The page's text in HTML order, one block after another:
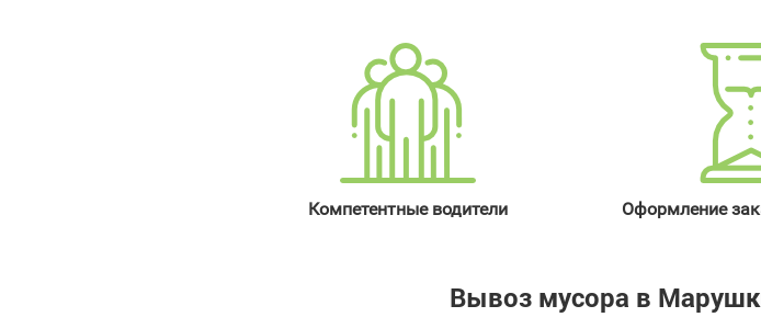
Компетентные водители Оформление
Вывоз мусора в